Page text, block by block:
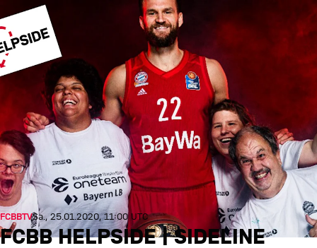
FCBBTVSa., 25.01.2020, 11:00 UTC
FCBB HELPSIDE | SIDELINE